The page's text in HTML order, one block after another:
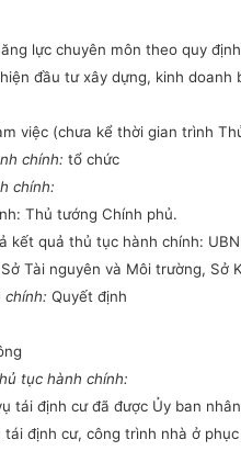
lực chuyên môn theo quy
đầu tư xây dựng, kinh doanh
việc (chưa kể thời gian trình
chính: tổ chức
chính:
Thủ tướng Chính phủ.
kết quả thủ tục hành chính:
Tài nguyên và Môi trường,
chính: Quyết định
tục hành chính:
tái định cư đã được Ủy ban
định cư, công trình nhà ở